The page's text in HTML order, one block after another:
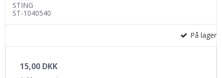
STING
ST-1040540
På lager
15,00 DKK